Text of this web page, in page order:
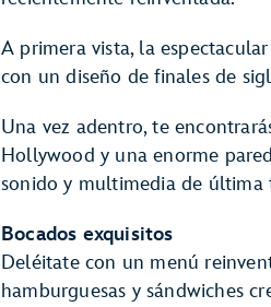
A primera vista, la
con un diseño de finales de
Una vez adentro, te
Hollywood y una enorme
sonido y multimedia de última
Bocados exquisitos
Deléitate con un menú
hamburguesas y sándwiches